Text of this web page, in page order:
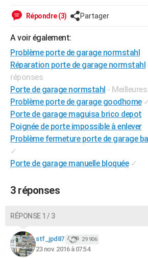
Art de vivre
Bien-être
Loisirs
Mode
Modes de vie
SANTE
VOYAGE
Destinations
City break
Voyage nature
Voyage de noces
Forum
Climat
PHOTO
GUIDES D'ACHAT
BONS PLANS
CARTE DE VOEUX
Carte de Noël
Carte Bonne année
Carte Saint-Valentin
Carte Pâques
Carte d'anniversaire
DICTIONNAIRE
PROGRAMME TV
S'inscrire
Se connecter
Lycées
Collèges
Primaires
Universités
Entreprises
Service militaire
Avis de recherche
Bricolage
Lifestyle
Culture
Sport
Auto
Television
Voyage
Cinema
Répondre (3) Partager
A voir également:
Problème porte de garage normstahl
Réparation porte de garage normstahl
réponses
Porte de garage normstahl -
Problème porte de garage goodhome ✓
Porte de garage maguisa brico depot
Poignée de porte impossible à enlever
Problème fermeture porte de garage
✓
Porte de garage manuelle bloquée ✓
3 réponses
RÉPONSE 1 / 3
stf_jpd87 29 906
23 nov. 2016 à 07:54